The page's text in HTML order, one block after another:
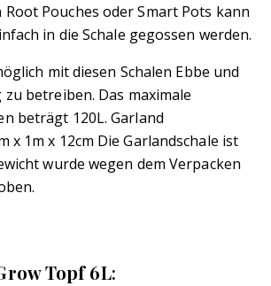
Pouches oder Smart Pots kann
in die Schale gegossen werden.
mit diesen Schalen Ebbe und
betreiben. Das maximale
beträgt 120L. Garland
x 1m x 12cm Die Garlandschale ist
wurde wegen dem Verpacken
Topf 6L: